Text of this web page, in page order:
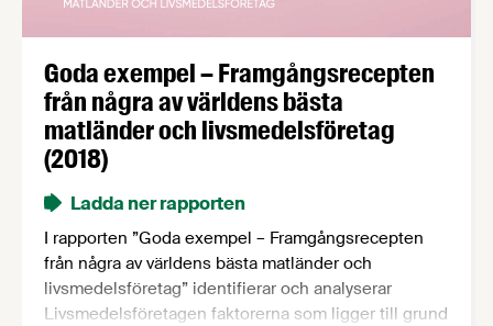
Goda exempel – Framgångsrecepten
från några av världens bästa
matländer och livsmedelsföretag
(2018)
Ladda ner rapporten
I rapporten ”Goda exempel – Framgångsrecepten
från några av världens bästa matländer och
livsmedelsföretag” identifierar och analyserar
Livsmedelsföretagen faktorerna som ligger till grund